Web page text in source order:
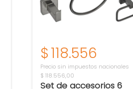
$118.556
Precio sin impuestos nacionales
$ 118.556,00
Set de accesorios 6